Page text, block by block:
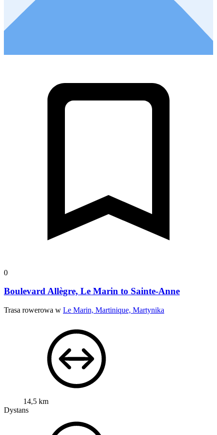
0
Boulevard Allègre, Le Marin to Sainte-Anne
Trasa rowerowa w Le Marin, Martinique, Martynika
14,5 km
Dystans